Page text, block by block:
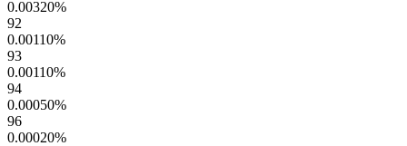
0.00320%
92
0.00110%
93
0.00110%
94
0.00050%
96
0.00020%